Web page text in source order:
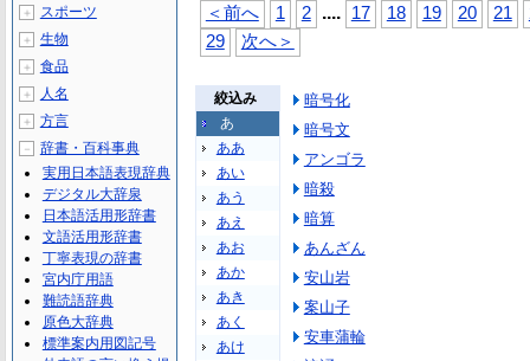
＜前へ 1 2 .... 17 18 19 20 21
29
次へ＞
絞込み
あ
ああ
あい
あう
あえ
あお
あか
あき
あく
あけ
暗号化
暗号文
アンゴラ
暗殺
暗算
あんざん
安山岩
案山子
安車蒲輪
＋ スポーツ
＋ 生物
＋ 食品
＋ 人名
＋ 方言
－
辞書・百科事典
実用日本語表現辞典
デジタル大辞泉
日本語活用形辞書
文語活用形辞書
丁寧表現の辞書
宮内庁用語
難読語辞典
原色大辞典
標準案内用図記号